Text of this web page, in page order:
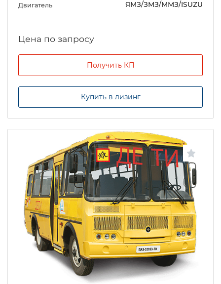
Двигатель ЯМЗ/ЗМЗ/ММЗ/ISUZU
Цена по запросу
Получить КП
Купить в лизинг